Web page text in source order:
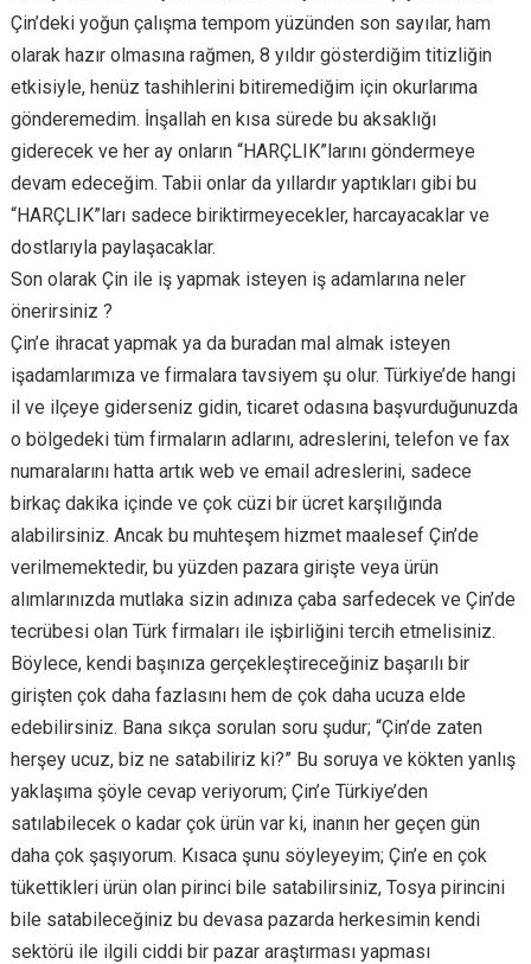
Çin’deki yoğun çalışma tempom yüzünden son sayılar, ham
olarak hazır olmasına rağmen, 8 yıldır gösterdiğim titizliğin
etkisiyle, henüz tashihlerini bitiremediğim için okurlarıma
gönderemedim. İnşallah en kısa sürede bu aksaklığı
giderecek ve her ay onların “HARÇLIK”larını göndermeye
devam edeceğim. Tabii onlar da yıllardır yaptıkları gibi bu
“HARÇLIK”ları sadece biriktirmeyecekler, harcayacaklar ve
dostlarıyla paylaşacaklar.
Son olarak Çin ile iş yapmak isteyen iş adamlarına neler
önerirsiniz ?
Çin’e ihracat yapmak ya da buradan mal almak isteyen
işadamlarımıza ve firmalara tavsiyem şu olur. Türkiye’de hangi
il ve ilçeye giderseniz gidin, ticaret odasına başvurduğunuzda
o bölgedeki tüm firmaların adlarını, adreslerini, telefon ve fax
numaralarını hatta artık web ve email adreslerini, sadece
birkaç dakika içinde ve çok cüzi bir ücret karşılığında
alabilirsiniz. Ancak bu muhteşem hizmet maalesef Çin’de
verilmemektedir, bu yüzden pazara girişte veya ürün
alımlarınızda mutlaka sizin adınıza çaba sarfedecek ve Çin’de
tecrübesi olan Türk firmaları ile işbirliğini tercih etmelisiniz.
Böylece, kendi başınıza gerçekleştireceğiniz başarılı bir
girişten çok daha fazlasını hem de çok daha ucuza elde
edebilirsiniz. Bana sıkça sorulan soru şudur; “Çin’de zaten
herşey ucuz, biz ne satabiliriz ki?” Bu soruya ve kökten yanlış
yaklaşıma şöyle cevap veriyorum; Çin’e Türkiye’den
satılabilecek o kadar çok ürün var ki, inanın her geçen gün
daha çok şaşıyorum. Kısaca şunu söyleyeyim; Çin’e en çok
tükettikleri ürün olan pirinci bile satabilirsiniz, Tosya pirincini
bile satabileceğiniz bu devasa pazarda herkesimin kendi
sektörü ile ilgili ciddi bir pazar araştırması yapması